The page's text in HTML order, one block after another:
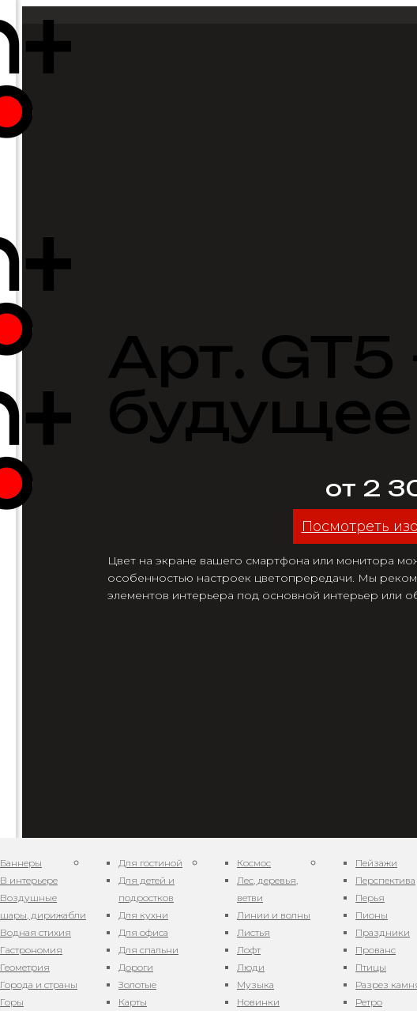
Баннеры
В интерьере
Воздушные
шары, дирижабли
Водная стихия
Гастрономия
Геометрия
Города и страны
Горы
Для гостиной
Для детей и
подростков
Для кухни
Для офиса
Для спальни
Дороги
Золотые
Карты
Космос
Лес, деревья,
ветви
Линии и волны
Листья
Лофт
Люди
Музыка
Новинки
Пейзажи
Перспектива
Перья
Пионы
Праздники
Прованс
Птицы
Разрез
Ретро
Арт.
будущее
от 2
Посмотреть
Цвет на экране вашего смартфона или монитора
особенностью настроек цветопрередачи. Мы
элементов интерьера под основной интерьер или
Арт. GT6 — Назад в будущее
24.11.2020